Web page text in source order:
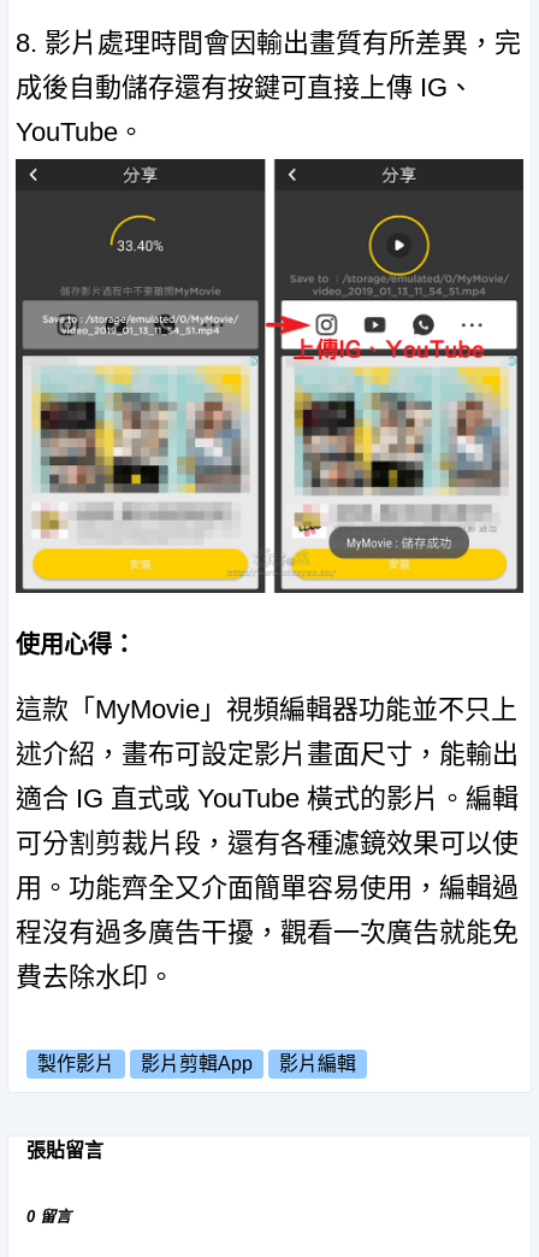
8. 影片處理時間會因輸出畫質有所差異，完
成後自動儲存還有按鍵可直接上傳 IG、
YouTube。
使用心得：
這款「MyMovie」視頻編輯器功能並不只上
述介紹，畫布可設定影片畫面尺寸，能輸出
適合 IG 直式或 YouTube 橫式的影片。編輯
可分割剪裁片段，還有各種濾鏡效果可以使
用。功能齊全又介面簡單容易使用，編輯過
程沒有過多廣告干擾，觀看一次廣告就能免
費去除水印。
製作影片 影片剪輯App 影片編輯
張貼留言
0 留言